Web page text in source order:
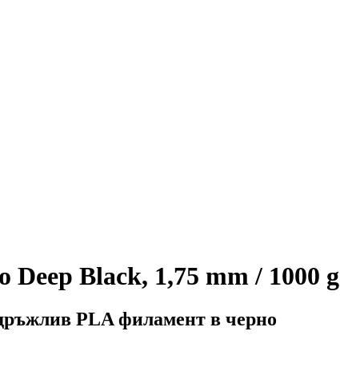
Deep Black, 1,75 mm / 1000 g
PLA филамент в черно